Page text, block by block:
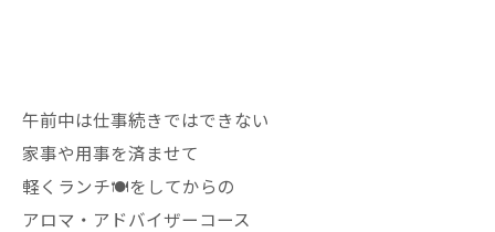
午前中は仕事続きではできない
家事や用事を済ませて
軽くランチ🍽️をしてからの
アロマ・アドバイザーコース